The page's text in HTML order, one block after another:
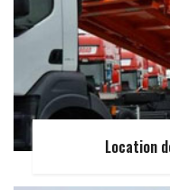
Location